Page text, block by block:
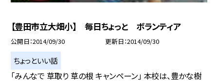
【豊田市立大畑小】 毎日ちょっと ボランティア
公開日 2014/09/30 更新日 2014/09/30
ちょっといい話
「みんなで 草取り 草の根 キャンペーン」 本校は、豊かな樹